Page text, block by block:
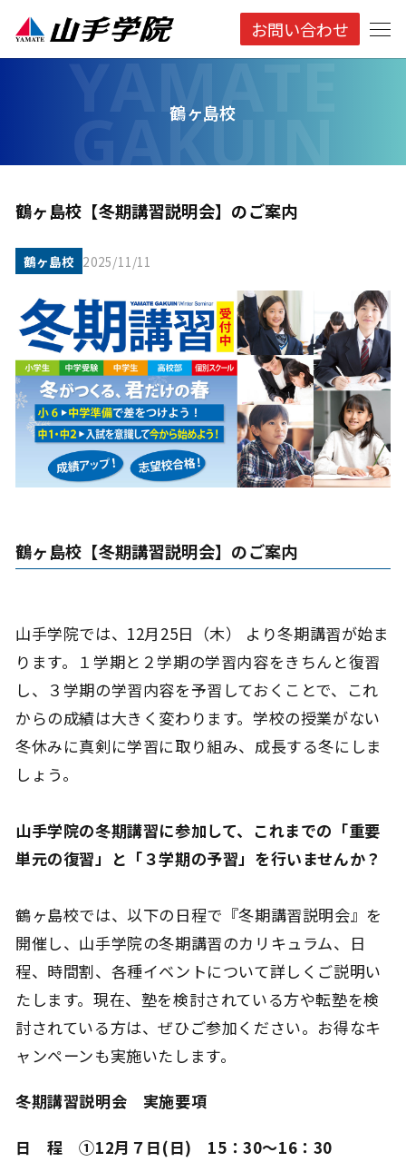
お問い合わせ
鶴ヶ島校
鶴ヶ島校【冬期講習説明会】のご案内
鶴ヶ島校 2025/11/11
鶴ヶ島校【冬期講習説明会】のご案内
山手学院では、12月25日（木） より冬期講習が始ま
ります。１学期と２学期の学習内容をきちんと復習
し、３学期の学習内容を予習しておくことで、これ
からの成績は大きく変わります。学校の授業がない
冬休みに真剣に学習に取り組み、成長する冬にしま
しょう。
山手学院の冬期講習に参加して、これまでの「重要
単元の復習」と「３学期の予習」を行いませんか？
鶴ヶ島校では、以下の日程で『冬期講習説明会』を
開催し、山手学院の冬期講習のカリキュラム、日
程、時間割、各種イベントについて詳しくご説明い
たします。現在、塾を検討されている方や転塾を検
討されている方は、ぜひご参加ください。お得なキ
ャンペーンも実施いたします。
冬期講習説明会 実施要項
日 程 ①12月７日(日) 15：30～16：30